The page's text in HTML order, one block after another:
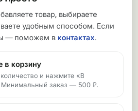
товар, выбираете
удобным способом. Если
— поможем в контактах.
в корзину
и нажмите «В
Минимальный заказ — 500 ₽.